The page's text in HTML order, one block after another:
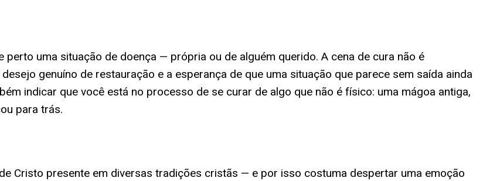
uma situação de doença — própria ou de alguém querido. A cena de cura não é
genuíno de restauração e a esperança de que uma situação que parece sem saída ainda
indicar que você está no processo de se curar de algo que não é físico: uma mágoa antiga,
para trás.
Cristo presente em diversas tradições cristãs — e por isso costuma despertar uma emoção